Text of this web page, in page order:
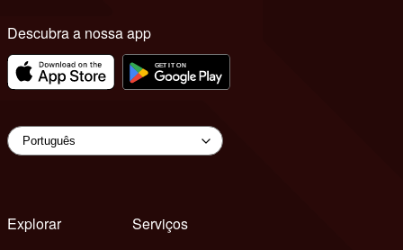
Descubra a nossa app
Explorar
Serviços